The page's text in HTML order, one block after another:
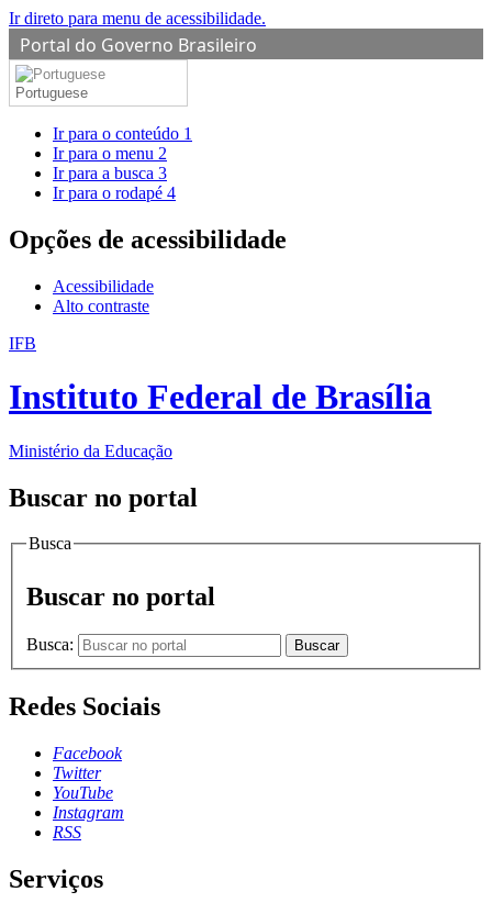
Ir direto para menu de acessibilidade.
Portal do Governo Brasileiro
Portuguese
Ir para o conteúdo 1
Ir para o menu 2
Ir para a busca 3
Ir para o rodapé 4
Opções de acessibilidade
Acessibilidade
Alto contraste
IFB
Instituto Federal de Brasília
Ministério da Educação
Buscar no portal
Busca
Buscar no portal
Busca: Buscar
Redes Sociais
Facebook
Twitter
YouTube
Instagram
RSS
Serviços